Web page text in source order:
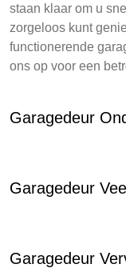
staan klaar om u
zorgeloos kunt
functionerende
ons op voor een
Garagedeur
Garagedeur
Garagedeur